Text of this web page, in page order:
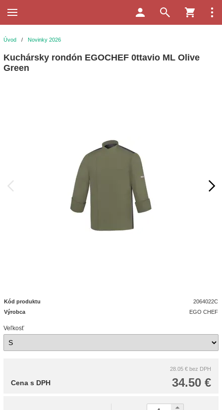
Úvod / Novinky 2026
Kuchársky rondón EGOCHEF 0ttavio ML Olive
Green
Kód produktu
2064022C
Výrobca
EGO CHEF
Veľkosť
28.05 € bez DPH
34.50 €
Cena s DPH